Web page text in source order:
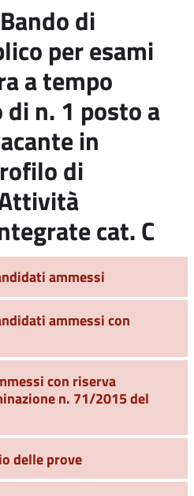
di
per esami
a tempo
n. 1 posto a
in
di
cat. C
ammessi
ammessi con
con riserva
n. 71/2015 del
delle prove